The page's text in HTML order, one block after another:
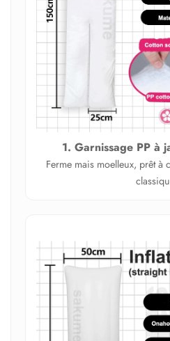
1. Garnissage PP à
Ferme mais moelleux, prêt à